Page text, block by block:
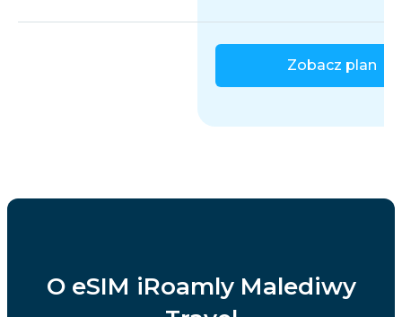
Zobacz plan
O eSIM iRoamly Malediwy